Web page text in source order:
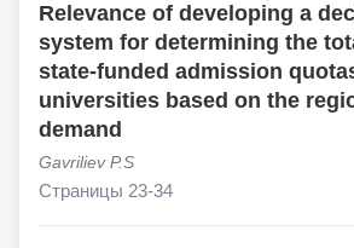
Relevance of developing a
system for determining the
state-funded admission
universities based on the
demand
Gavriliev P.S
Страницы 23-34